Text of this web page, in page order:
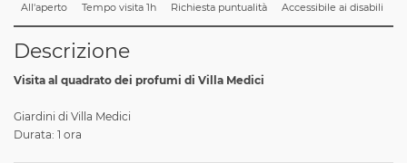
All'aperto Tempo visita 1h Richiesta puntualità Accessibile ai disabili
Descrizione
Visita al quadrato dei profumi di Villa Medici
Giardini di Villa Medici
Durata: 1 ora